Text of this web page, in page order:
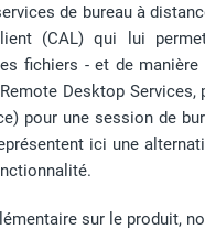
de bureau à
(CAL) qui lui
fichiers - et de
Desktop
pour une session de
ici une
sur le produit,